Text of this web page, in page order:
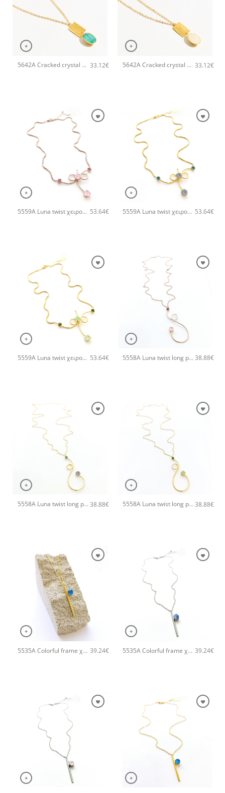
+
5642A Cracked crystal pendant χειροποίητο κολιέ Catherine bijoux Τυρκουάζ 33.12€
+
5642A Cracked crystal pendant χειροποίητο κολιέ Catherine bijoux Άσπρο 33.12€
+
5559A Luna twist χειροποίητο κολιέ Catherine bijoux Φούξια 53.64€
+
5559A Luna twist χειροποίητο κολιέ Catherine bijoux Τυρκουάζ 53.64€
+
5559A Luna twist χειροποίητο κολιέ Catherine bijoux Ανοιχτό Πράσινο 53.64€
+
5558A Luna twist long pendant χειροποίητο κολιέ Catherine bijoux Φούξια38.88€
+
5558A Luna twist long pendant χειροποίητο κολιέ Catherine bijoux Τυρκουάζ38.88€
+
5558A Luna twist long pendant χειροποίητο κολιέ Catherine bijoux Ανοιχτό Πράσινο38.88€
+
5535A Colorful frame χειροποίητο κολιέ with chain and clasp Catherine bijoux Τυρκουάζ 39.24€
+
5535A Colorful frame χειροποίητο κολιέ with chain and clasp Catherine bijoux Σιέλ 39.24€
+ +